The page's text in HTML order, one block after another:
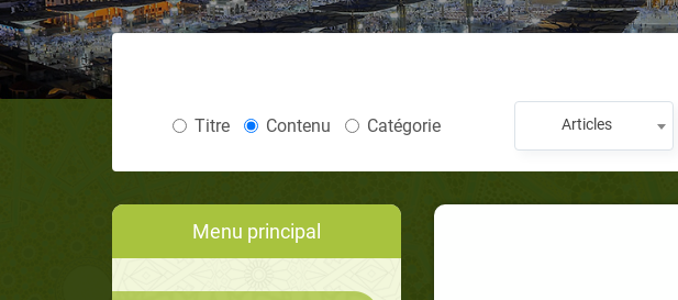
Titre Contenu Catégorie Articles
Menu principal